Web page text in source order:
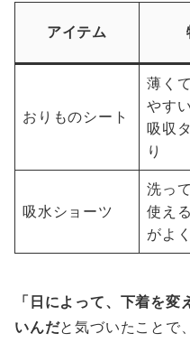
アイテム
おりものシート
薄く
やす
吸収
り
吸水ショーツ
洗っ
使え
がよ
「日によって、下着を
いんだと気づいたことで